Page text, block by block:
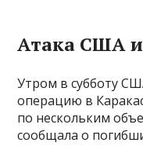
Атака США
Утром в субботу
операцию в
по нескольким
сообщала о